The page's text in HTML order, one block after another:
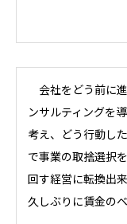
会社をどう前に
ンサルティングを
考え、どう行動し
で事業の取捨選択
回す経営に転換出
久しぶりに賃金の